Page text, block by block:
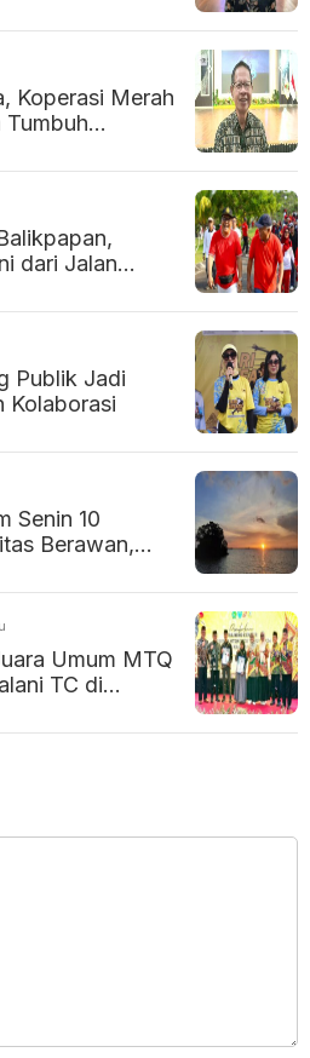
Koperasi Merah
Tumbuh
dari Jalan
Publik Jadi
Kolaborasi
Senin 10
Berawan,
Umum MTQ
TC di